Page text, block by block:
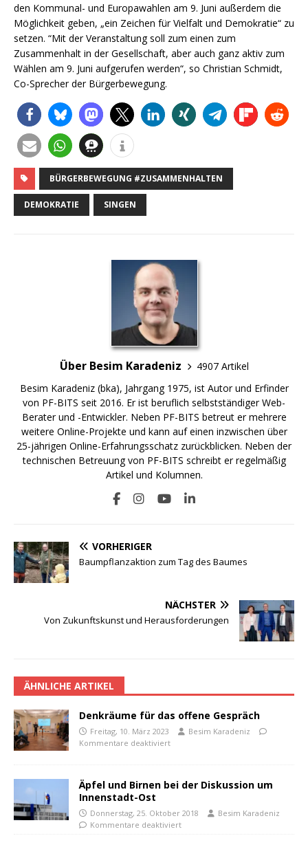
den Kommunal- und Europawahlen am 9. Juni außerdem die
Möglichkeit geben, „ein Zeichen für Vielfalt und Demokratie“ zu
setzen. “Mit der Veranstaltung soll zum einen zum
Zusammenhalt in der Gesellschaft, aber auch ganz aktiv zum
Wählen am 9. Juni aufgerufen werden“, so Christian Schmidt,
Co-Sprecher der Bürgerbewegung.
BÜRGERBEWEGUNG #ZUSAMMENHALTEN
DEMOKRATIE SINGEN
Über Besim Karadeniz
4907 Artikel
Besim Karadeniz (bka), Jahrgang 1975, ist Autor und Erfinder
von PF-BITS seit 2016. Er ist beruflich selbstständiger Web-
Berater und -Entwickler. Neben PF-BITS betreut er mehrere
weitere Online-Projekte und kann auf einen inzwischen über
25-jährigen Online-Erfahrungsschatz zurückblicken. Neben der
technischen Betreuung von PF-BITS schreibt er regelmäßig
Artikel und Kolumnen.
VORHERIGER
Baumpflanzaktion zum Tag des Baumes
NÄCHSTER
Von Zukunftskunst und Herausforderungen
ÄHNLICHE ARTIKEL
Denkräume für das offene Gespräch
Freitag, 10. März 2023
Besim Karadeniz
Kommentare deaktiviert
Äpfel und Birnen bei der Diskussion um
Innenstadt-Ost
Donnerstag, 25. Oktober 2018
Besim Karadeniz
Kommentare deaktiviert